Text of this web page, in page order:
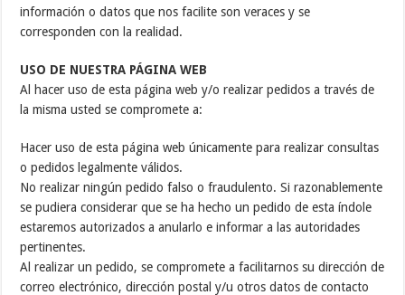
información o datos que nos facilite son veraces y se
corresponden con la realidad.
USO DE NUESTRA PÁGINA WEB
Al hacer uso de esta página web y/o realizar pedidos a través de
la misma usted se compromete a:
Hacer uso de esta página web únicamente para realizar consultas
o pedidos legalmente válidos.
No realizar ningún pedido falso o fraudulento. Si razonablemente
se pudiera considerar que se ha hecho un pedido de esta índole
estaremos autorizados a anularlo e informar a las autoridades
pertinentes.
Al realizar un pedido, se compromete a facilitarnos su dirección de
correo electrónico, dirección postal y/u otros datos de contacto